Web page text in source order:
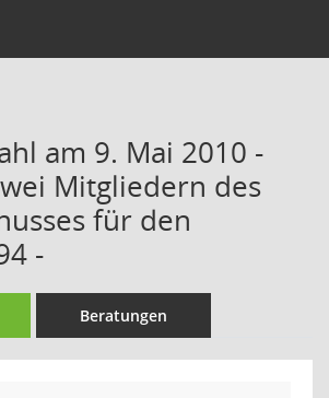
am 9. Mai 2010 -
Mitgliedern des
für den
-
Beratungen